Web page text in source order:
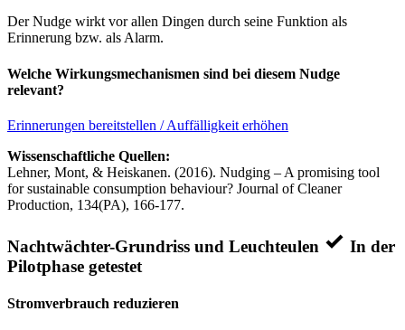
Der Nudge wirkt vor allen Dingen durch seine Funktion als
Erinnerung bzw. als Alarm.
Welche Wirkungsmechanismen sind bei diesem Nudge
relevant?
Erinnerungen bereitstellen / Auffälligkeit erhöhen
Wissenschaftliche Quellen:
Lehner, Mont, & Heiskanen. (2016). Nudging – A promising tool
for sustainable consumption behaviour? Journal of Cleaner
Production, 134(PA), 166-177.
Nachtwächter-Grundriss und Leuchteulen
In der
Pilotphase getestet
Stromverbrauch reduzieren